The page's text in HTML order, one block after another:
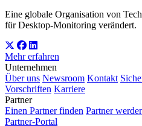
Eine globale Organisation von
für Desktop-Monitoring verändert.
Mehr erfahren
Unternehmen
Über uns Newsroom Kontakt
Vorschriften Karriere
Partner
Einen Partner finden Partner
Partner-Portal